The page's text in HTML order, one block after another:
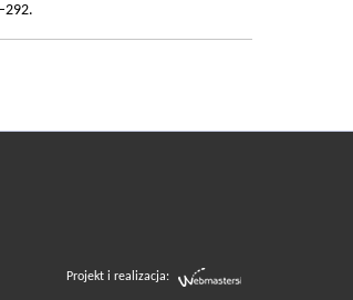
Projekt i realizacja: